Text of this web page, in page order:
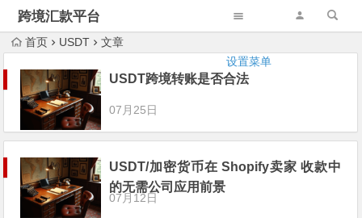
跨境汇款平台
设置菜单
首页 USDT 文章
USDT跨境转账是否合法
07月25日
USDT/加密货币在 Shopify卖家 收款中
的无需公司应用前景
07月12日